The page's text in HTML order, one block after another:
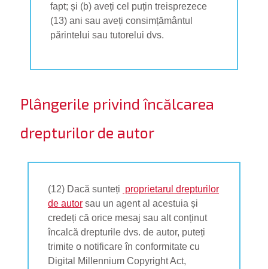
fapt; și (b) aveți cel puțin treisprezece
(13) ani sau aveți consimțământul
părintelui sau tutorelui dvs.
Plângerile privind încălcarea
drepturilor de autor
(12) Dacă sunteți proprietarul drepturilor
de autor sau un agent al acestuia și
credeți că orice mesaj sau alt conținut
încalcă drepturile dvs. de autor, puteți
trimite o notificare în conformitate cu
Digital Millennium Copyright Act,